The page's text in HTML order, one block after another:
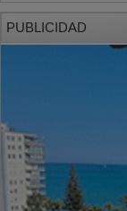
PUBLICIDAD